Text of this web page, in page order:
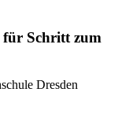
für Schritt zum
Dresden